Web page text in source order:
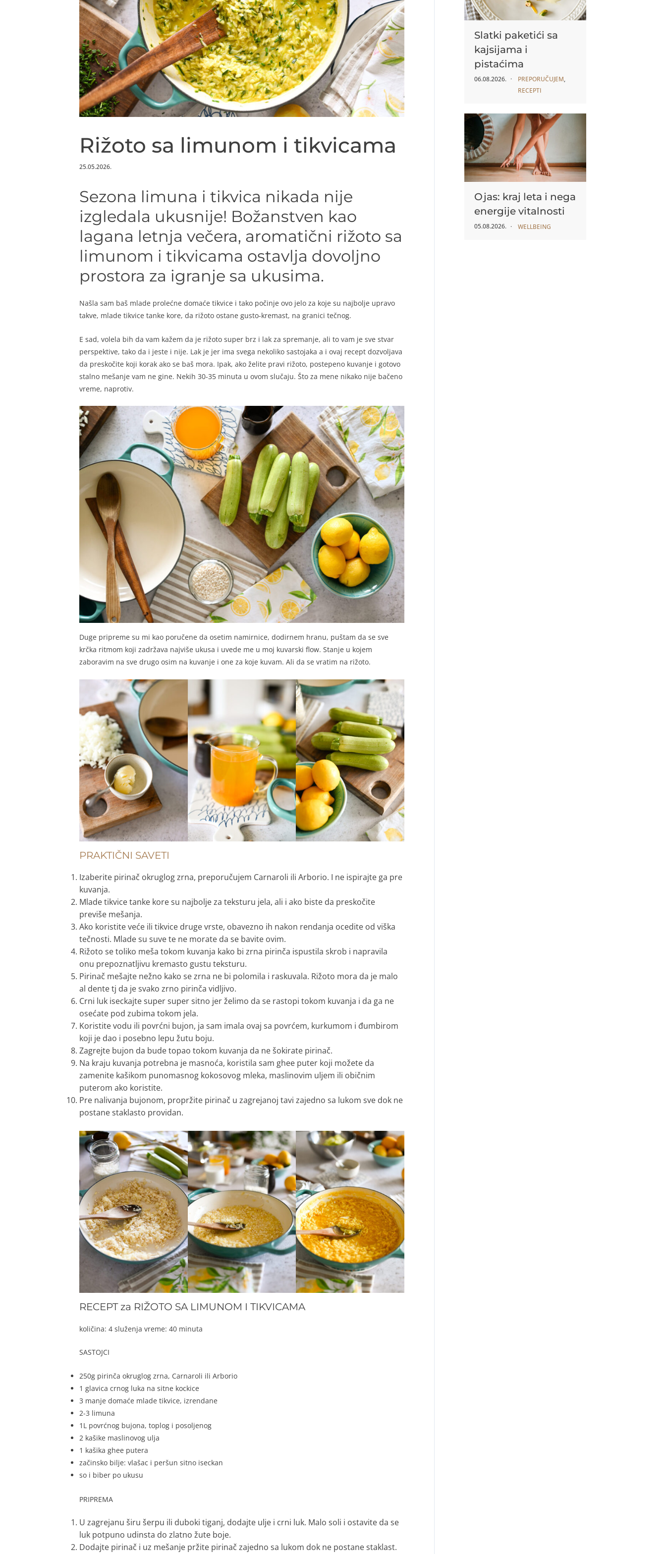
Rižoto sa limunom i tikvicama
25.05.2026.
Sezona limuna i tikvica nikada nije
izgledala ukusnije! Božanstven kao
lagana letnja večera, aromatični rižoto sa
limunom i tikvicama ostavlja dovoljno
prostora za igranje sa ukusima.
Našla sam baš mlade prolećne domaće tikvice i tako počinje ovo jelo za koje su najbolje upravo
takve, mlade tikvice tanke kore, da rižoto ostane gusto-kremast, na granici tečnog.
E sad, volela bih da vam kažem da je rižoto super brz i lak za spremanje, ali to vam je sve stvar
perspektive, tako da i jeste i nije. Lak je jer ima svega nekoliko sastojaka a i ovaj recept dozvoljava
da preskočite koji korak ako se baš mora. Ipak, ako želite pravi rižoto, postepeno kuvanje i gotovo
stalno mešanje vam ne gine. Nekih 30-35 minuta u ovom slučaju. Što za mene nikako nije bačeno
vreme, naprotiv.
Duge pripreme su mi kao poručene da osetim namirnice, dodirnem hranu, puštam da se sve
krčka ritmom koji zadržava najviše ukusa i uvede me u moj kuvarski flow. Stanje u kojem
zaboravim na sve drugo osim na kuvanje i one za koje kuvam. Ali da se vratim na rižoto.
PRAKTIČNI SAVETI
Izaberite pirinač okruglog zrna, preporučujem Carnaroli ili Arborio. I ne ispirajte ga pre
kuvanja.
Mlade tikvice tanke kore su najbolje za teksturu jela, ali i ako biste da preskočite
previše mešanja.
Ako koristite veće ili tikvice druge vrste, obavezno ih nakon rendanja ocedite od viška
tečnosti. Mlade su suve te ne morate da se bavite ovim.
Rižoto se toliko meša tokom kuvanja kako bi zrna pirinča ispustila skrob i napravila
onu prepoznatljivu kremasto gustu teksturu.
Pirinač mešajte nežno kako se zrna ne bi polomila i raskuvala. Rižoto mora da je malo
al dente tj da je svako zrno pirinča vidljivo.
Crni luk iseckajte super super sitno jer želimo da se rastopi tokom kuvanja i da ga ne
osećate pod zubima tokom jela.
Koristite vodu ili povrćni bujon, ja sam imala ovaj sa povrćem, kurkumom i đumbirom
koji je dao i posebno lepu žutu boju.
Zagrejte bujon da bude topao tokom kuvanja da ne šokirate pirinač.
Na kraju kuvanja potrebna je masnoća, koristila sam ghee puter koji možete da
zamenite kašikom punomasnog kokosovog mleka, maslinovim uljem ili običnim
puterom ako koristite.
Pre nalivanja bujonom, propržite pirinač u zagrejanoj tavi zajedno sa lukom sve dok ne
postane staklasto providan.
RECEPT za RIŽOTO SA LIMUNOM I TIKVICAMA
količina: 4 služenja vreme: 40 minuta
SASTOJCI
250g pirinča okruglog zrna, Carnaroli ili Arborio
1 glavica crnog luka na sitne kockice
3 manje domaće mlade tikvice, izrendane
2-3 limuna
1L povrćnog bujona, toplog i posoljenog
2 kašike maslinovog ulja
1 kašika ghee putera
začinsko bilje: vlašac i peršun sitno iseckan
so i biber po ukusu
PRIPREMA
U zagrejanu širu šerpu ili duboki tiganj, dodajte ulje i crni luk. Malo soli i ostavite da se
luk potpuno udinsta do zlatno žute boje.
Dodajte pirinač i uz mešanje pržite pirinač zajedno sa lukom dok ne postane staklast.
Slatki paketići sa
kajsijama i
pistaćima
06.08.2026. PREPORUČUJEM,
RECEPTI
Ojas: kraj leta i nega
energije vitalnosti
05.08.2026. WELLBEING